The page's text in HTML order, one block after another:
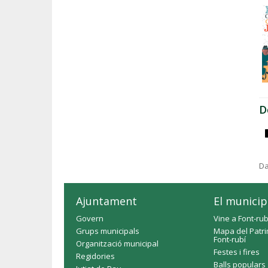
Ajuntament
Govern
Grups municipals
Organització municipal
Regidories
El
Vine a Font-
Mapa del
Font-rubí
Festes i fires
Balls populars